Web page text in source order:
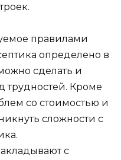
правилами
определено в
сделать и
трудностей. Кроме
со стоимостью и
сложности с
с